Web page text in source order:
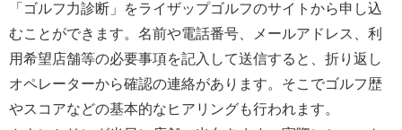
「ゴルフ力診断」をライザップゴルフのサイトから申し込
むことができます。名前や電話番号、メールアドレス、利
用希望店舗等の必要事項を記入して送信すると、折り返し
オペレーターから確認の連絡があります。そこでゴルフ歴
やスコアなどの基本的なヒアリングも行われます。